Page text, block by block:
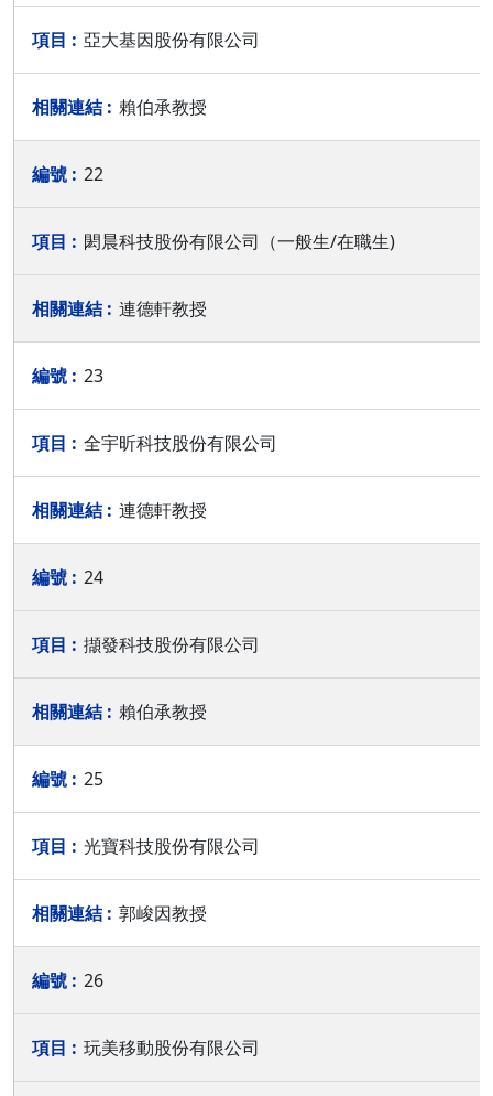
亞大基因股份有限公司
賴伯承教授
22
閎晨科技股份有限公司（一般生/在職生)
連德軒教授
23
全宇昕科技股份有限公司
連德軒教授
24
擷發科技股份有限公司
賴伯承教授
25
光寶科技股份有限公司
郭峻因教授
26
玩美移動股份有限公司